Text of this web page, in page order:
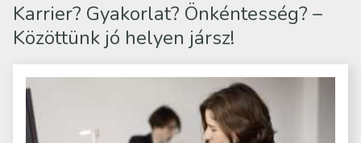
Karrier? Gyakorlat? Önkéntesség? –
Közöttünk jó helyen jársz!